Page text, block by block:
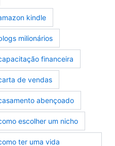
kindle
milionários
financeira
de vendas
abençoado
escolher um nicho
ter uma vida